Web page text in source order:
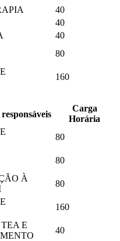
40
40
40
80
160
Carga
Horária
80
80
À
80
160
E
40